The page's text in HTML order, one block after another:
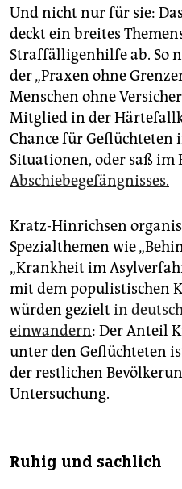
Und nicht nur für sie:
deckt ein breites
Straffälligenhilfe ab. So
der „Praxen ohne
Menschen ohne
Mitglied in der
Chance für Geflüchteten
Situationen, oder saß im
Abschiebegefängnisses.
Kratz-Hinrichsen
Spezialthemen wie
„Krankheit im
mit dem populistischen
würden gezielt in
einwandern: Der Anteil
unter den Geflüchteten
der restlichen
Untersuchung.
Ruhig und sachlich